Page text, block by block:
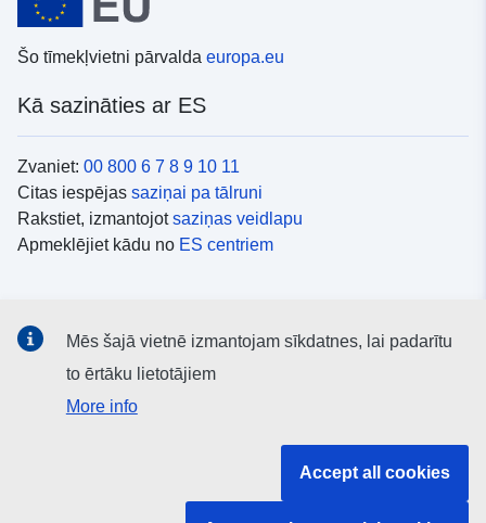
Šo tīmekļvietni pārvalda europa.eu
Kā sazināties ar ES
Zvaniet: 00 800 6 7 8 9 10 11
Citas iespējas saziņai pa tālruni
Rakstiet, izmantojotsaziņas veidlapu
Apmeklējiet kādu no ES centriem
ES kontisociālajos medijos
Mēs šajā vietnē izmantojam sīkdatnes, lai padarītu
to ērtāku lietotājiem
More info
Accept all cookies